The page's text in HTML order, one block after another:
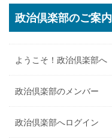
政治倶楽部のご案内
ようこそ！政治倶楽部へ
政治倶楽部のメンバー
政治倶楽部へログイン